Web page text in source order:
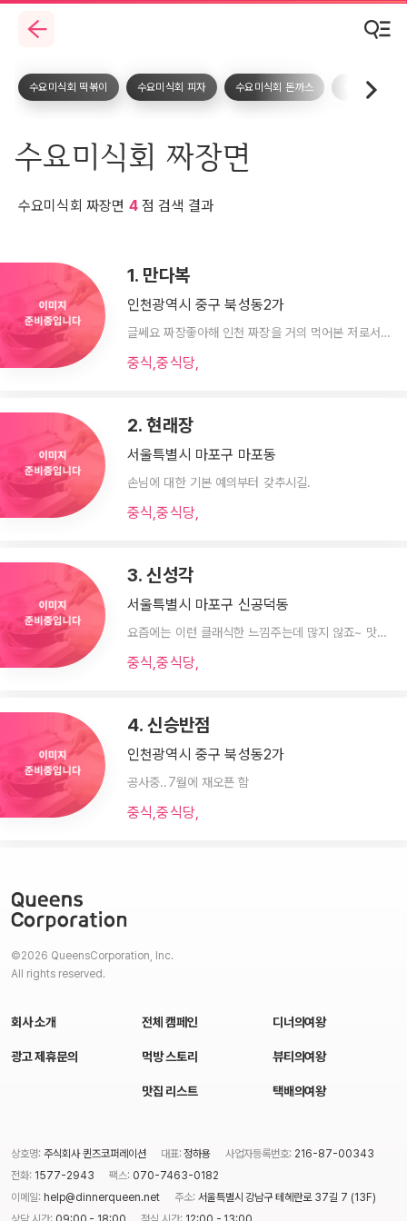
수요미식회 떡볶이 수요미식회 피자 수요미식회 돈까스 수요미식회 등
수요미식회 짜장면
수요미식회 짜장면 4점 검색 결과
1. 만다복
인천광역시 중구 북성동2가
글쎄요 짜장좋아해 인천 짜장을 거의 먹어본 저로서 갠적
중식,중식당,
2. 현래장
서울특별시 마포구 마포동
손님에 대한 기본 예의부터 갖추시길.
중식,중식당,
3. 신성각
서울특별시 마포구 신공덕동
요즘에는 이런 클래식한 느낌주는데 많지 않죠~ 맛을 떠나서 일단 MSG덩어리 보다는 그래도 훨 나을 듯!
중식,중식당,
4. 신승반점
인천광역시 중구 북성동2가
공사중..7월에 재오픈 함
중식,중식당,
©2026 QueensCorporation, Inc.
All rights reserved.
회사 소개
광고 제휴문의
전체 캠페인
먹방 스토리
맛집 리스트
디너의여왕
뷰티의여왕
택배의여왕
상호명: 주식회사 퀸즈코퍼레이션 대표:정하용 사업자등록번호: 216-87-00343
전화: 1577-2943 팩스: 070-7463-0182
이메일: help@dinnerqueen.net 주소: 서울특별시 강남구 테헤란로 37길 7 (13F)